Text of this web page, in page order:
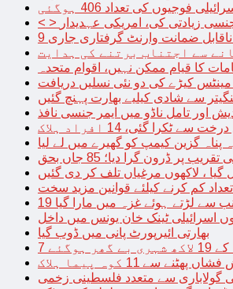
فوجیوں کی تعداد 406 ہوگئی
زیادتی کی، امریکی عہدیدار
کا قیام ممکن نہیں، اقوام متحدہ
مینٹس کیڑے کی دو نئی نسلیں دریافت
سے شادی کیلیے بھارت پہنچ گئیں
اور تامل ناڈو میں ایمر جنسی نافذ
ٹکرا گئی، 14 افراد ہلاک
پناہ گزین کیمپ کو گھیرے میں لے لیا
پر ڈرون گرا دیا؛ 85 جاں بحق
گیا ، لاکھوں مرغیاں تلف کر دی گئیں
تعداد کم کرنے کیلئے قوانین مزید سخت
سے لڑتے ہوئے غزہ میں مارا گیا
بھارتی ائیرپورٹ پانی میں ڈوب گیا
ہوگئے
پھٹنے سے 11 کوہ پیما ہلاک
گولاباری سے متعدد فلسطینی زخمی